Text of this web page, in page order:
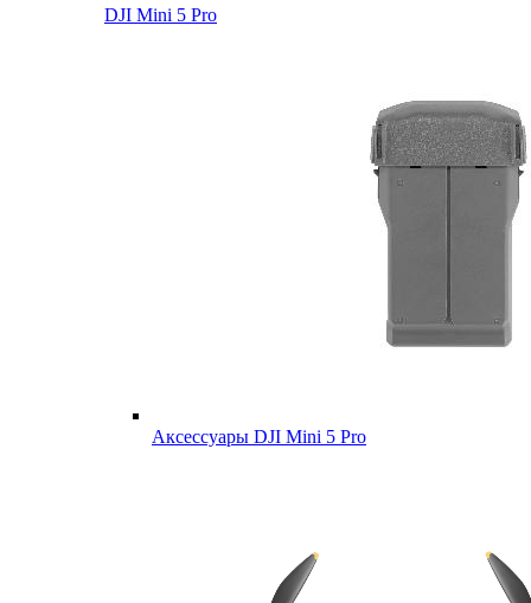
DJI Mini 5 Pro
Аксессуары DJI Mini 5 Pro